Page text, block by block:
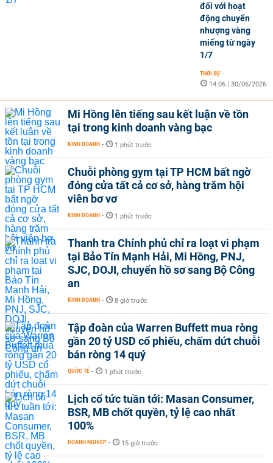
đối với hoạt
động chuyển
nhượng vàng
miếng từ ngày
1/7
THỜI SỰ -
14:06 | 30/06/2026
Mi Hồng lên tiếng sau kết luận về tồn
tại trong kinh doanh vàng bạc
KINH DOANH - 1 phút trước
Chuỗi phòng gym tại TP HCM bất ngờ
đóng cửa tất cả cơ sở, hàng trăm hội
viên bơ vơ
KINH DOANH - 1 phút trước
Thanh tra Chính phủ chỉ ra loạt vi phạm
tại Bảo Tín Mạnh Hải, Mi Hồng, PNJ,
SJC, DOJI, chuyển hồ sơ sang Bộ Công
an
KINH DOANH - 8 giờ trước
Tập đoàn của Warren Buffett mua ròng
gần 20 tỷ USD cổ phiếu, chấm dứt chuỗi
bán ròng 14 quý
QUỐC TẾ - 1 phút trước
Lịch cổ tức tuần tới: Masan Consumer,
BSR, MB chốt quyền, tỷ lệ cao nhất
100%
DOANH NGHIỆP - 15 giờ trước